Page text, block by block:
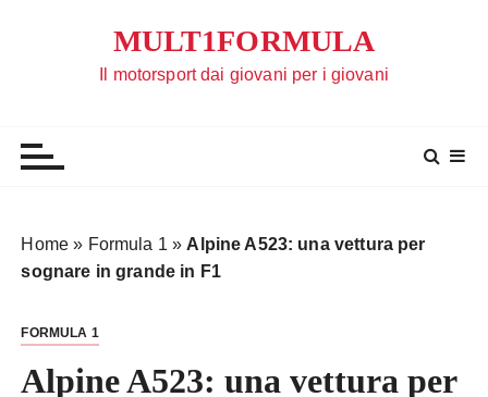
MULT1FORMULA
Il motorsport dai giovani per i giovani
Home » Formula 1 » Alpine A523: una vettura per
sognare in grande in F1
FORMULA 1
Alpine A523: una vettura per